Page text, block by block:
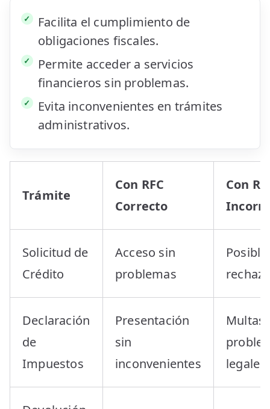
Facilita el cumplimiento de
obligaciones fiscales.
Permite acceder a servicios
financieros sin problemas.
Evita inconvenientes en trámites
administrativos.
Trámite
Con RFC
Correcto
Con
Solicitud de
Crédito
Acceso sin
problemas
Posible
Declaración
de
Impuestos
Presentación
sin
inconvenientes
Multas
legales